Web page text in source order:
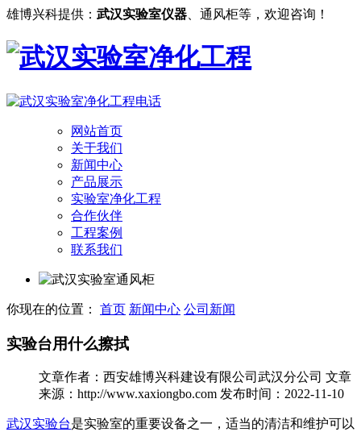
雄博兴科提供： 武汉实验室仪器 、通风柜等，欢迎咨询！
网站首页
关于我们
新闻中心
产品展示
实验室净化工程
合作伙伴
工程案例
联系我们
你现在的位置： 首页 新闻中心 公司新闻
实验台用什么擦拭
文章作者：西安雄博兴科建设有限公司武汉分公司 文章
来源：http://www.xaxiongbo.com 发布时间：2022-11-10
武汉实验台是实验室的重要设备之一，适当的清洁和维护可以